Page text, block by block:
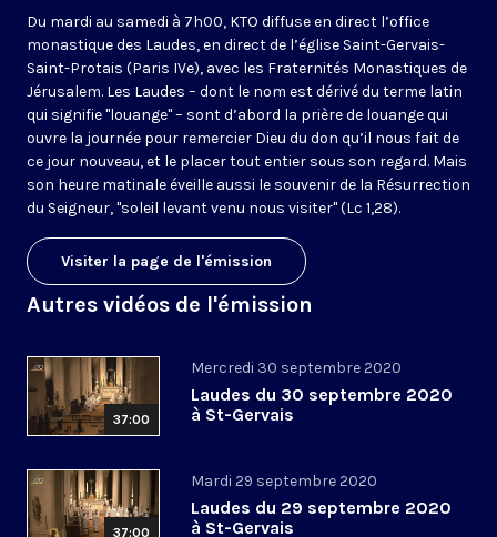
Du mardi au samedi à 7h00, KTO diffuse en direct l’office
monastique des Laudes, en direct de l’église Saint-Gervais-
Saint-Protais (Paris IVe), avec les Fraternités Monastiques de
Jérusalem. Les Laudes – dont le nom est dérivé du terme latin
qui signifie "louange" – sont d’abord la prière de louange qui
ouvre la journée pour remercier Dieu du don qu’il nous fait de
ce jour nouveau, et le placer tout entier sous son regard. Mais
son heure matinale éveille aussi le souvenir de la Résurrection
du Seigneur, "soleil levant venu nous visiter" (Lc 1,28).
Visiter la page de l'émission
Autres vidéos de l'émission
37:00
Mercredi 30 septembre 2020
Laudes du 30 septembre 2020
à St-Gervais
37:00
Mardi 29 septembre 2020
Laudes du 29 septembre 2020
à St-Gervais